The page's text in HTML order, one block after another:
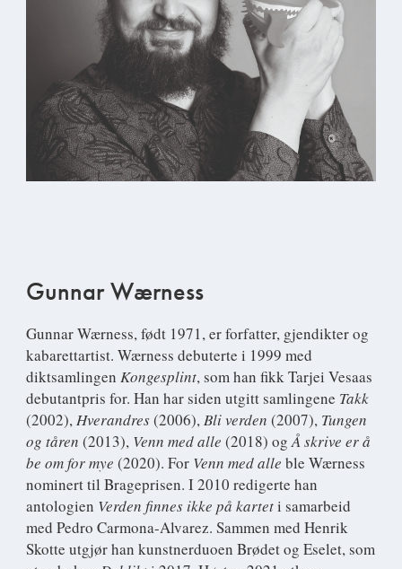
Gunnar Wærness
Gunnar Wærness, født 1971, er forfatter, gjendikter og
kabarettartist. Wærness debuterte i 1999 med
diktsamlingen Kongesplint, som han fikk Tarjei Vesaas
debutantpris for. Han har siden utgitt samlingene Takk
(2002),Hverandres(2006),Bli verden (2007), Tungen
og tåren (2013), Venn med alle (2018) ogÅ skrive er å
be om for mye (2020). For Venn med alle ble Wærness
nominert til Brageprisen. I 2010 redigerte han
antologien Verden finnes ikke på karteti samarbeid
med Pedro Carmona-Alvarez. Sammen med Henrik
Skotte utgjør han kunstnerduoen Brødet og Eselet, som